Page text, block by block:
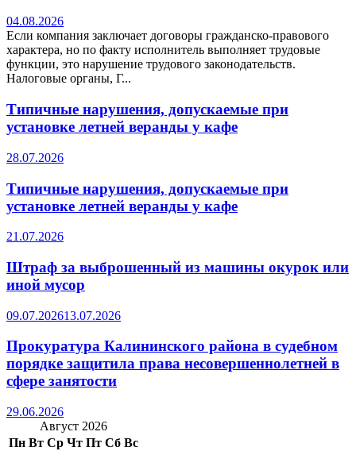
04.08.2026
Если компания заключает договоры гражданско-правового
характера, но по факту исполнитель выполняет трудовые
функции, это нарушение трудового законодательств.
Налоговые органы, Г...
Типичные нарушения, допускаемые при
установке летней веранды у кафе
28.07.2026
Типичные нарушения, допускаемые при
установке летней веранды у кафе
21.07.2026
Штраф за выброшенный из машины окурок или
иной мусор
09.07.202613.07.2026
Прокуратура Калининского района в судебном
порядке защитила права несовершеннолетней в
сфере занятости
29.06.2026
Август 2026
Пн Вт Ср Чт Пт Сб Вс